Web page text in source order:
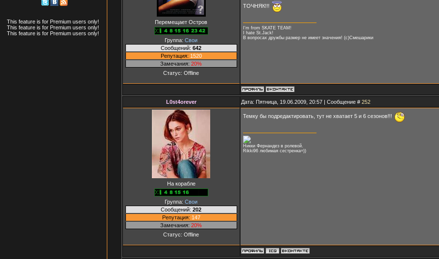
This feature is for Premium users only!
This feature is for Premium users only!
This feature is for Premium users only!
Перемещает Остров
Группа: Свои
Сообщений: 642
Репутация: 1520
Замечания: 20%
Статус: Offline
ТОЧНЯК!!!
I'm from SKATE TEAM!
I hate St.Jack!
В вопросах дружбы размер не имеет значения! (с)Смешарики
L0st4orever Дата: Пятница, 19.06.2009, 20:57 | Сообщение # 252
На корабле
Группа: Свои
Сообщений: 202
Репутация: 147
Замечания: 20%
Статус: Offline
Темку бы подредактировать, тут не хватает 5 и 6 сезонов!!!
Никки Фернандез в ролевой.
Rikki96 любимая сестренка=))